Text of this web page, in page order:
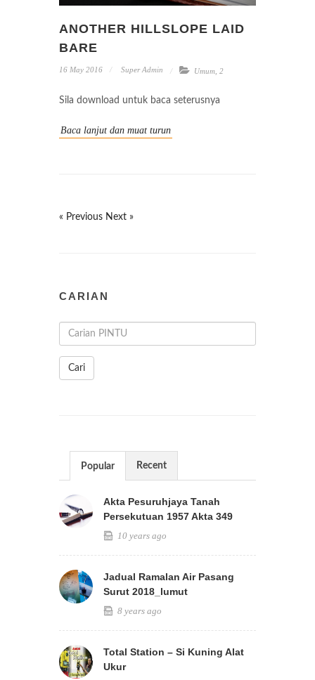
ANOTHER HILLSLOPE LAID
BARE
16 May 2016 Super Admin Umum 2
Sila download untuk baca seterusnya
Baca lanjut dan muat turun
« Previous Next »
CARIAN
Cari
Popular Recent
Akta Pesuruhjaya Tanah
Persekutuan 1957 Akta 349
10 years ago
Jadual Ramalan Air Pasang
Surut 2018_lumut
8 years ago
Total Station – Si Kuning Alat
Ukur